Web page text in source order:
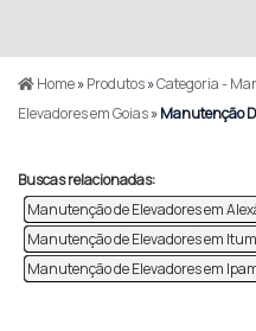
Home»Produtos»Categoria -
Elevadores em Goias»Manutenção
Buscas relacionadas:
Manutenção de Elevadores em
Manutenção de Elevadores em
Manutenção de Elevadores em